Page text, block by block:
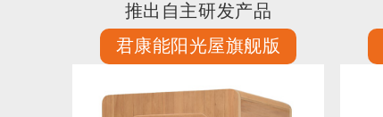
推出自主研发产品
君康能阳光屋旗舰版